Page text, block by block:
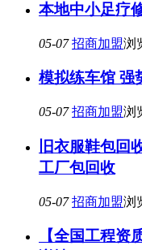
本地中小足疗
05-07 招商加盟浏
模拟练车馆 强
05-07 招商加盟浏
旧衣服鞋包回
工厂包回收
05-07 招商加盟浏
【全国工程资